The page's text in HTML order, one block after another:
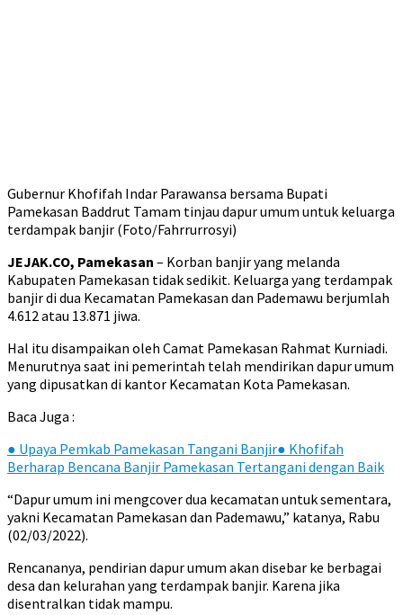
Gubernur Khofifah Indar Parawansa bersama Bupati
Pamekasan Baddrut Tamam tinjau dapur umum untuk keluarga
terdampak banjir (Foto/Fahrrurrosyi)
JEJAK.CO, Pamekasan – Korban banjir yang melanda
Kabupaten Pamekasan tidak sedikit. Keluarga yang terdampak
banjir di dua Kecamatan Pamekasan dan Pademawu berjumlah
4.612 atau 13.871 jiwa.
Hal itu disampaikan oleh Camat Pamekasan Rahmat Kurniadi.
Menurutnya saat ini pemerintah telah mendirikan dapur umum
yang dipusatkan di kantor Kecamatan Kota Pamekasan.
Baca Juga :
● Upaya Pemkab Pamekasan Tangani Banjir● Khofifah
Berharap Bencana Banjir Pamekasan Tertangani dengan Baik
“Dapur umum ini mengcover dua kecamatan untuk sementara,
yakni Kecamatan Pamekasan dan Pademawu,” katanya, Rabu
(02/03/2022).
Rencananya, pendirian dapur umum akan disebar ke berbagai
desa dan kelurahan yang terdampak banjir. Karena jika
disentralkan tidak mampu.